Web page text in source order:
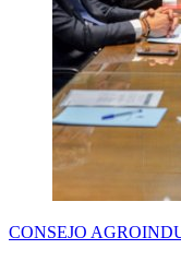
CONSEJO